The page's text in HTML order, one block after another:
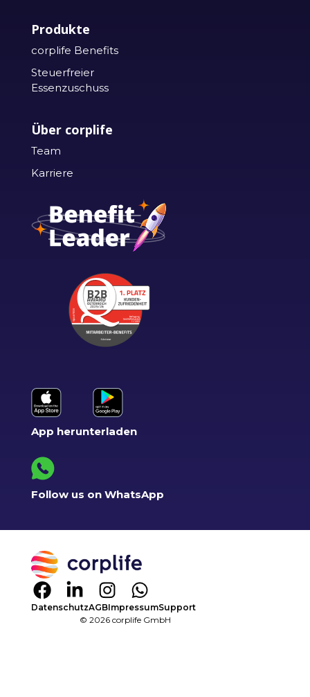
Produkte
corplife Benefits
Steuerfreier
Essenzuschuss
Über corplife
Team
Karriere
App herunterladen
Follow us on WhatsApp
DatenschutzAGBImpressumSupport
© 2026 corplife GmbH